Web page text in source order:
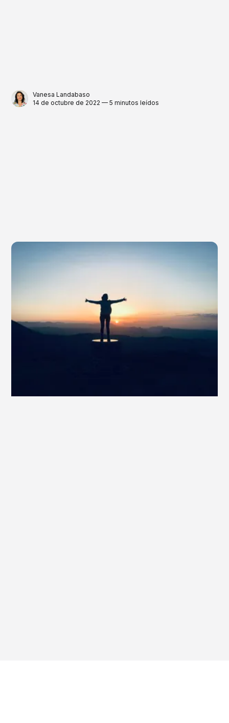
Vanesa Landabaso
14 de octubre de 2022 — 5 minutos leídos